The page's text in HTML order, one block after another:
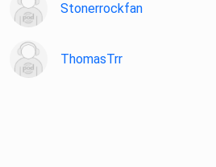
Stonerrockfan
ThomasTrr